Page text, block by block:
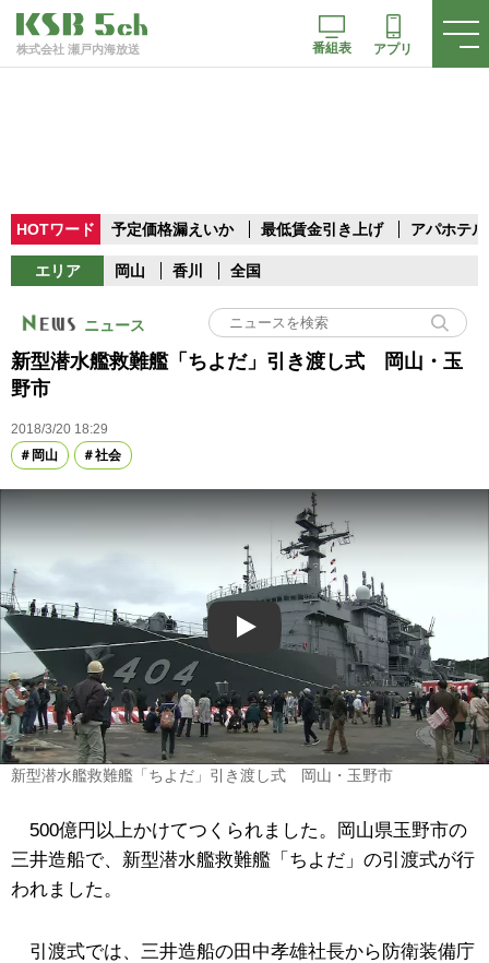
株式会社 瀬戸内海放送 番組表 アプリ
HOTワード 予定価格漏えいか 最低賃金引き上げ アパホテル
エリア 岡山 香川 全国
ニュース
新型潜水艦救難艦「ちよだ」引き渡し式 岡山・玉
野市
2018/3/20 18:29
岡山
社会
Play
新型潜水艦救難艦「ちよだ」引き渡し式 岡山・玉野市
500億円以上かけてつくられました。岡山県玉野市の
三井造船で、新型潜水艦救難艦「ちよだ」の引渡式が行
われました。
引渡式では、三井造船の田中孝雄社長から防衛装備庁